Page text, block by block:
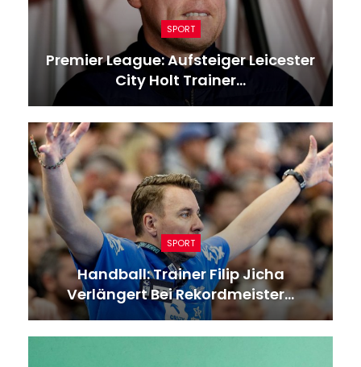
SPORT
Premier League: Aufsteiger Leicester
City Holt Trainer…
SPORT
Handball: Trainer Filip Jicha
Verlängert Bei Rekordmeister…